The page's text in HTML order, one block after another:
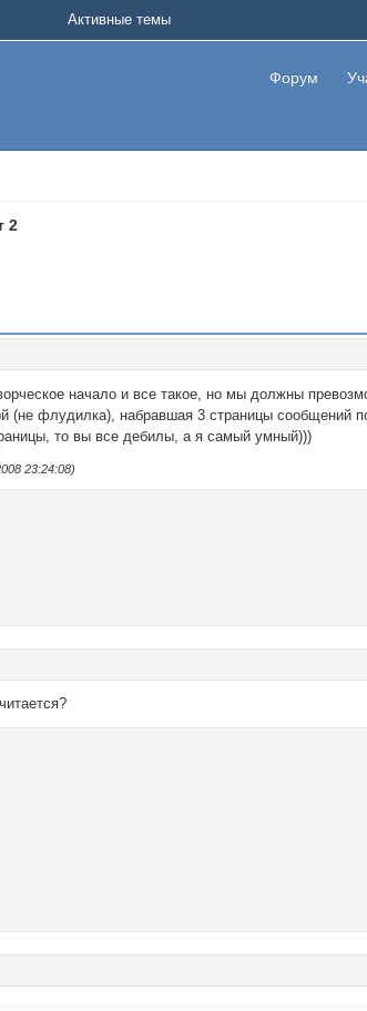
Форум
Активные темы
2
начало и все такое, но мы должны
(не флудилка), набравшая 3 страницы сообщений
то вы все дeбилы, а я самый умный)))
23:24:08)